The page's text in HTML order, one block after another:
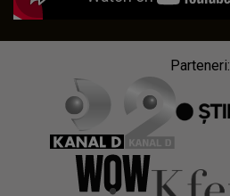
Parteneri: